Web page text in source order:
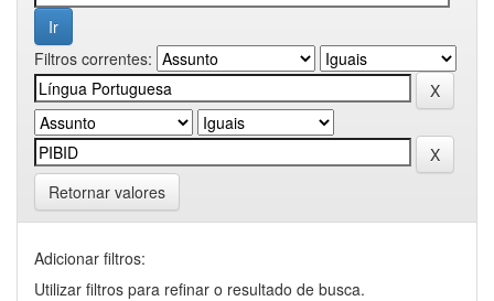
Filtros correntes:
Retornar valores
Adicionar filtros:
Utilizar filtros para refinar o resultado de busca.